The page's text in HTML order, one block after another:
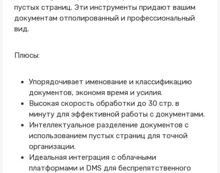
пустых страниц. Эти инструменты придают вашим
документам отполированный и профессиональный
вид.
Плюсы:
Упорядочивает именование и классификацию
документов, экономя время и усилия.
Высокая скорость обработки до 30 стр. в
минуту для эффективной работы с документами.
Интеллектуальное разделение документов с
использованием пустых страниц для точной
организации.
Идеальная интеграция с облачными
платформами и DMS для беспрепятственного